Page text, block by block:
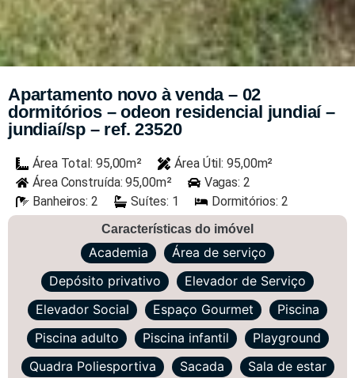
Apartamento novo à venda – 02
dormitórios – odeon residencial jundiaí –
jundiaí/sp – ref. 23520
Área Total: 95,00m²
Área Útil: 95,00m²
Área Construída: 95,00m²
Vagas: 2
Banheiros: 2
Suítes: 1 Dormitórios: 2
Características do imóvel
Academia
Área de serviço
Depósito privativo
Elevador de Serviço
Elevador Social
Espaço Gourmet
Piscina
Piscina adulto
Piscina infantil
Playground
Quadra Poliesportiva
Sacada Sala de estar